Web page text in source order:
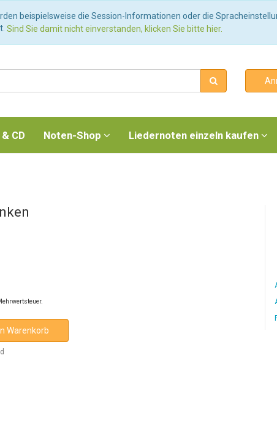
beispielsweise die Session-Informationen oder die
Sind Sie damit nicht einverstanden, klicken Sie bitte hier.
CD Noten-Shop Liedernoten einzeln kaufen
Warenkorb